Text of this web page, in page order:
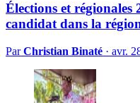
Élections et régionales
candidat dans la
ParChristian Binaté · avr.